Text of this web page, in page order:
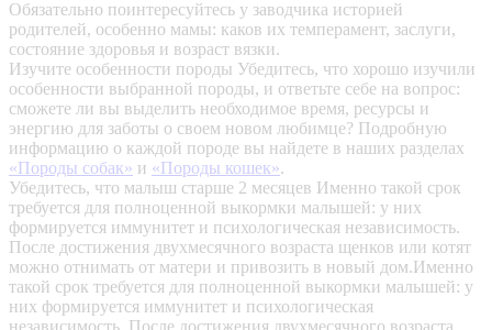
Обязательно поинтересуйтесь у заводчика историей
родителей, особенно мамы: каков их темперамент, заслуги,
состояние здоровья и возраст вязки.
Изучите особенности породы Убедитесь, что хорошо изучили
особенности выбранной породы, и ответьте себе на вопрос:
сможете ли вы выделить необходимое время, ресурсы и
энергию для заботы о своем новом любимце? Подробную
информацию о каждой породе вы найдете в наших разделах
«Породы собак» и «Породы кошек».
Убедитесь, что малыш старше 2 месяцев Именно такой срок
требуется для полноценной выкормки малышей: у них
формируется иммунитет и психологическая независимость.
После достижения двухмесячного возраста щенков или котят
можно отнимать от матери и привозить в новый дом.Именно
такой срок требуется для полноценной выкормки малышей: у
них формируется иммунитет и психологическая